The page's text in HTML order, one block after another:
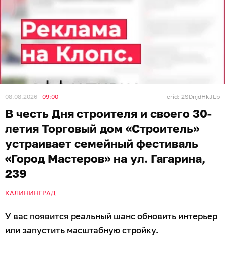
08.08.2026 09:00 erid: 2SDnjdHkJLb
В честь Дня строителя и своего 30-
летия Торговый дом «Строитель»
устраивает семейный фестиваль
«Город Мастеров» на ул. Гагарина,
239
КАЛИНИНГРАД
У вас появится реальный шанс обновить интерьер
или запустить масштабную стройку.